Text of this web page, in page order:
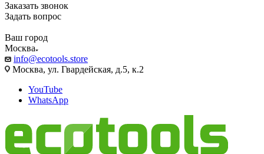
Заказать звонок
Задать вопрос
Ваш город
Москва
info@ecotools.store
Москва, ул. Гвардейская, д.5, к.2
YouTube
WhatsApp